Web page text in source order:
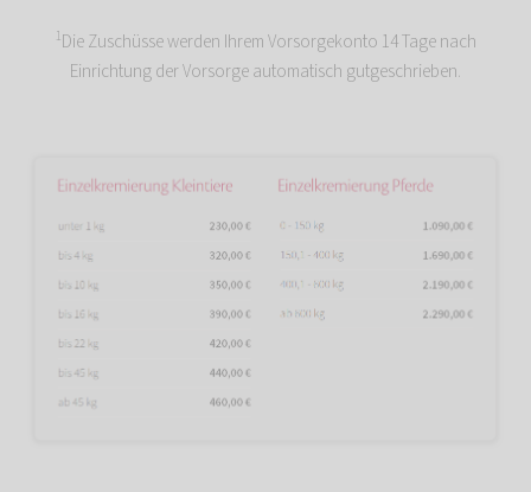
1Die Zuschüsse werden Ihrem Vorsorgekonto 14 Tage nach
Einrichtung der Vorsorge automatisch gutgeschrieben.